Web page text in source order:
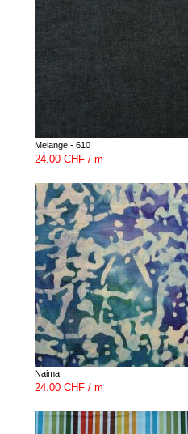
Melange - 610
24.00 CHF / m
Naima
24.00 CHF / m